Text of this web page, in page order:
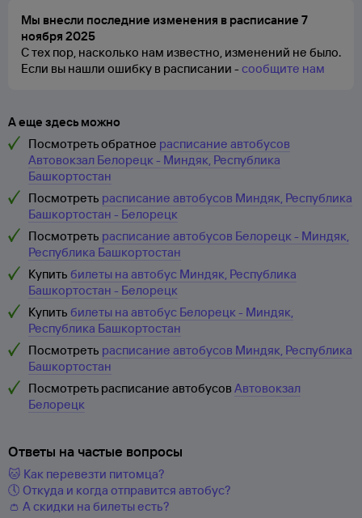
Мы внесли последние изменения в расписание 7
ноября 2025
С тех пор, насколько нам известно, изменений не было.
Если вы нашли ошибку в расписании -сообщите нам
А еще здесь можно
Посмотреть обратное расписание автобусов
Автовокзал Белорецк - Миндяк, Республика
Башкортостан
Посмотреть расписание автобусов Миндяк, Республика
Башкортостан - Белорецк
Посмотреть расписание автобусов Белорецк - Миндяк,
Республика Башкортостан
Купить билеты на автобус Миндяк, Республика
Башкортостан - Белорецк
Купить билеты на автобус Белорецк - Миндяк,
Республика Башкортостан
Посмотреть расписание автобусов Миндяк, Республика
Башкортостан
Посмотреть расписание автобусовАвтовокзал
Белорецк
Ответы на частые вопросы
🐱 Как перевезти питомца?
🕔 Откуда и когда отправится автобус?
👛 А скидки на билеты есть?